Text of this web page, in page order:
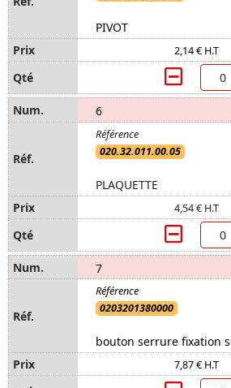
PIVOT
2,14 € H.T
6
020.32.011.00.05
PLAQUETTE
4,54 € H.T
7
0203201380000
bouton serrure fixation
7,87 € H.T